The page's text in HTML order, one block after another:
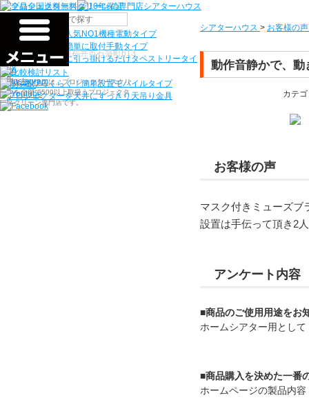
検索
シアターハウス > お客様の声
動作音静かで、
カテ
お客様の声
マスク付きミューズブ
設置は手伝って頂き2
アンケート内容
■商品のご使用用途をお
ホームシアター用として
■商品購入を決めた一番
ホームページの製品内
機種から選ぶ
シアターハウス人気NO1機種電動タイプ
電源工事なしで簡単に取付手動タイプ
ネジ付きフックに引っ掛けるだけタペストリータイ
プ
持ち運びらくらく！簡単設置モバイルタイプ
プロジェクターを天井にすっきり 天吊り金具
〒910-0122 福井県福井市石盛町613
シアターハウスは、プロジェクタースクリ
ーンを全部で500以上取扱うプロジェクタ
ースクリーン専門店です。